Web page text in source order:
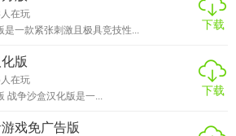
人在玩
一款紧张刺激且极具竞技性...
下载
版
人在玩
战争沙盒汉化版 战争沙盒汉化版是一...
下载
戏免广告版